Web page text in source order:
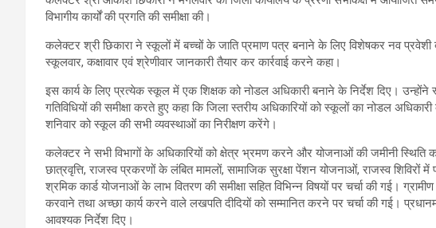
विभागीय कार्यों की प्रगति की समीक्षा की।
कलेक्टर श्री छिकारा ने स्कूलों में बच्चों के जाति प्रमाण पत्र बनाने के लिए विशेषकर नव प्रवेशी
स्कूलवार, कक्षावार एवं श्रेणीवार जानकारी तैयार कर कार्रवाई करने कहा।
इस कार्य के लिए प्रत्येक स्कूल में एक शिक्षक को नोडल अधिकारी बनाने के निर्देश दिए। उन्होंने
गतिविधियों की समीक्षा करते हुए कहा कि जिला स्तरीय अधिकारियों को स्कूलों का नोडल
शनिवार को स्कूल की सभी व्यवस्थाओं का निरीक्षण करेंगे।
कलेक्टर ने सभी विभागों के अधिकारियों को क्षेत्र भ्रमण करने और योजनाओं की जमीनी स्थिति
छात्रवृत्ति, राजस्व प्रकरणों के लंबित मामलों, सामाजिक सुरक्षा पेंशन योजनाओं, राजस्व शिविरों
श्रमिक कार्ड योजनाओं के लाभ वितरण की समीक्षा सहित विभिन्न विषयों पर चर्चा की गई।
करवाने तथा अच्छा कार्य करने वाले लखपति दीदियों को सम्मानित करने पर चर्चा की गई।
आवश्यक निर्देश दिए।